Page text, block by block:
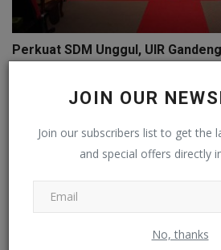
JOIN OUR
Join our subscribers list to get the
and special offers directly
No, thanks
Perkuat SDM Unggul, UIR
Feb 5, 2026 0